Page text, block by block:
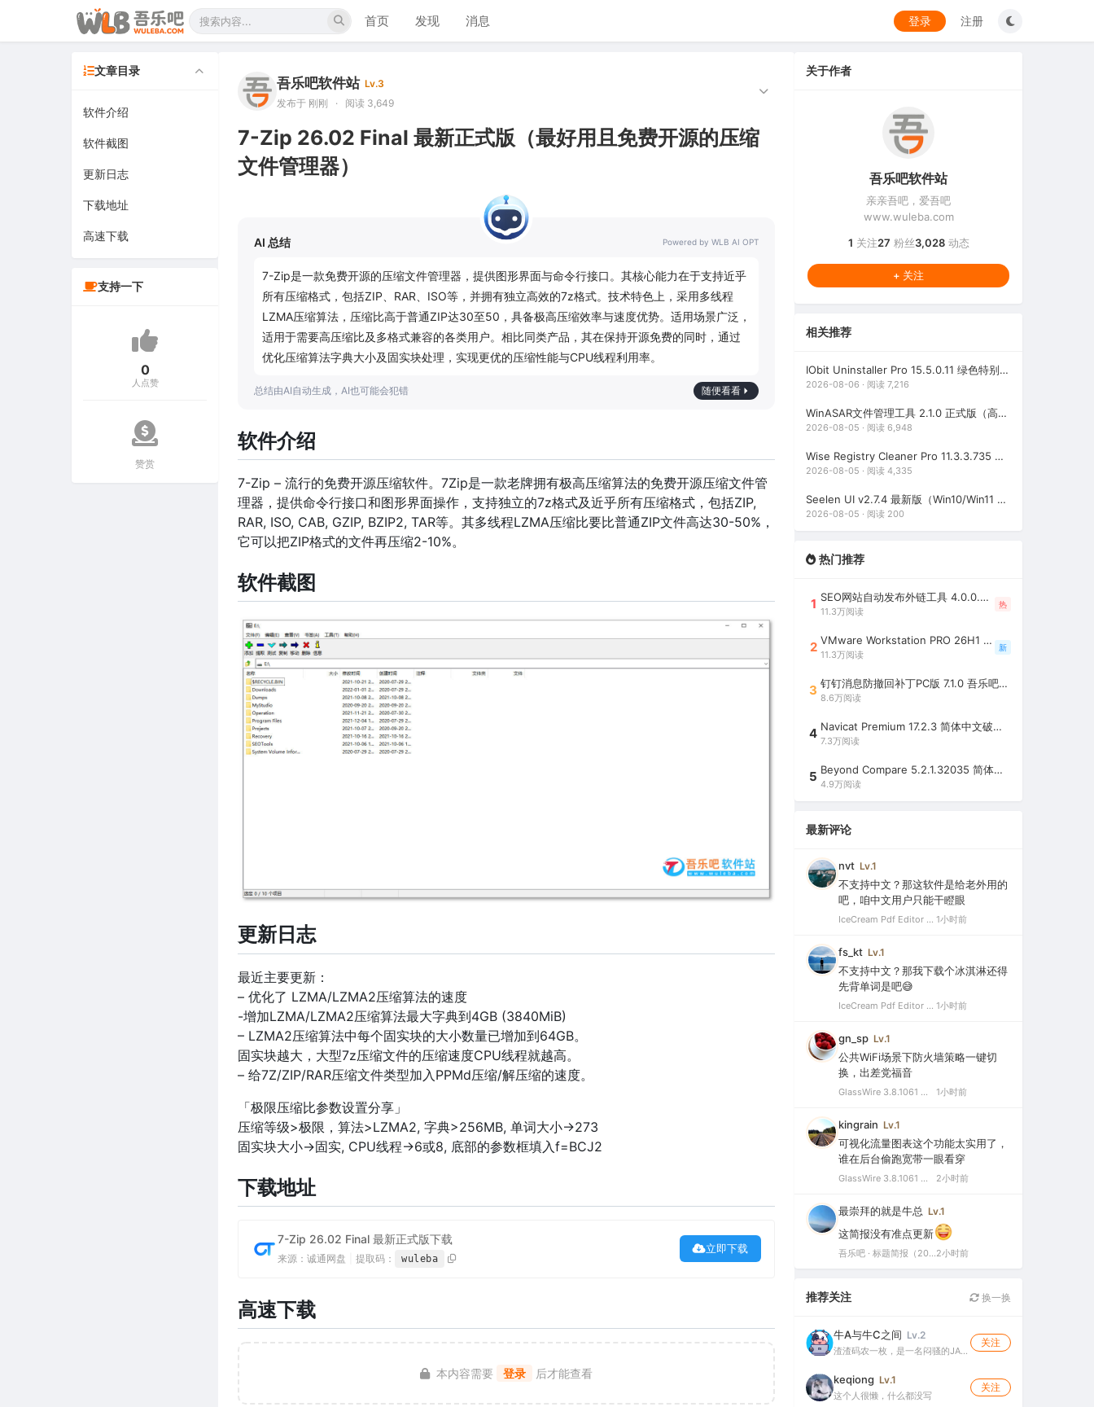
首页 发现 消息 登录 注册
文章目录
软件介绍
软件截图
更新日志
下载地址
高速下载
支持一下
0
人点赞
赞赏
吾乐吧软件站 Lv.3
发布于 刚刚
· 阅读 3,649
7-Zip 26.02 Final 最新正式版（最好用且免费开源的压缩
文件管理器）
AI 总结 Powered by WLB AI OPT
7-Zip是一款免费开源的压缩文件管理器，提供图形界面与命令行接口。其核心能力在于支持近乎
所有压缩格式，包括ZIP、RAR、ISO等，并拥有独立高效的7z格式。技术特色上，采用多线程
LZMA压缩算法，压缩比高于普通ZIP达30至50，具备极高压缩效率与速度优势。适用场景广泛，
适用于需要高压缩比及多格式兼容的各类用户。相比同类产品，其在保持开源免费的同时，通过
优化压缩算法字典大小及固实块处理，实现更优的压缩性能与CPU线程利用率。
总结由AI自动生成，AI也可能会犯错 随便看看
软件介绍
7-Zip – 流行的免费开源压缩软件。7Zip是一款老牌拥有极高压缩算法的免费开源压缩文件管
理器，提供命令行接口和图形界面操作，支持独立的7z格式及近乎所有压缩格式，包括ZIP,
RAR, ISO, CAB, GZIP, BZIP2, TAR等。其多线程LZMA压缩比要比普通ZIP文件高达30-50%，
它可以把ZIP格式的文件再压缩2-10%。
软件截图
更新日志
最近主要更新：
– 优化了 LZMA/LZMA2压缩算法的速度
-增加LZMA/LZMA2压缩算法最大字典到4GB (3840MiB)
– LZMA2压缩算法中每个固实块的大小数量已增加到64GB。
固实块越大，大型7z压缩文件的压缩速度CPU线程就越高。
– 给7Z/ZIP/RAR压缩文件类型加入PPMd压缩/解压缩的速度。
「极限压缩比参数设置分享」
压缩等级>极限，算法>LZMA2, 字典>256MB, 单词大小->273
固实块大小->固实, CPU线程->6或8, 底部的参数框填入f=BCJ2
下载地址
7-Zip 26.02 Final 最新正式版下载
来源：诚通网盘 提取码： wuleba
立即下载
高速下载
本内容需要 登录 后才能查看
关于作者
吾乐吧软件站
亲亲吾吧，爱吾吧
www.wuleba.com
1 关注27 粉丝3,028动态
+ 关注
相关推荐
IObit Uninstaller Pro 15.5.0.11 绿色特别版（强大的软件卸载工具）
2026-08-06 · 阅读 7,216
WinASAR文件管理工具 2.1.0 正式版（高仿WinRAR，最好用的Electron ASAR文件打包/解包工具、压缩/解压工具）
2026-08-05 · 阅读 6,948
Wise Registry Cleaner Pro 11.3.3.735 绿色便携版（注册表清理工具）
2026-08-05 · 阅读 4,335
Seelen UI v2.7.4 最新版（Win10/Win11 个性化桌面美化工具）
2026-08-05 · 阅读 200
热门推荐
1 SEO网站自动发布外链工具 4.0.0.0 吾乐吧优化版（智能代理狂刷外链）
11.3万阅读
热
2 VMware Workstation PRO 26H1 中文精简安装注册版 / 完整版（最好用的虚拟机软件）
11.3万阅读
新
3 钉钉消息防撤回补丁PC版 7.1.0 吾乐吧优化版（支持消息防撤回+钉钉多开+支持消息永不已读+去除钉钉水印）
8.6万阅读
4 Navicat Premium 17.2.3 简体中文破解版（多重数据库管理工具）
7.3万阅读
5 Beyond Compare 5.2.1.32035 简体中文注册版（超强文件/夹比较工具）
4.9万阅读
最新评论
nvt Lv.1
不支持中文？那这软件是给老外用的
吧，咱中文用户只能干瞪眼
IceCream Pdf Editor Pro 3.32 破解便携版（冰淇淋PDF编辑器） 1小时前
fs_kt Lv.1
不支持中文？那我下载个冰淇淋还得
先背单词是吧😅
IceCream Pdf Editor Pro 3.32 破解便携版（冰淇淋PDF编辑器） 1小时前
gn_sp Lv.1
公共WiFi场景下防火墙策略一键切
换，出差党福音
GlassWire 3.8.1061 中文特别版（可视化网络监控与个人防火墙） 1小时前
kingrain Lv.1
可视化流量图表这个功能太实用了，
谁在后台偷跑宽带一眼看穿
GlassWire 3.8.1061 中文特别版（可视化网络监控与个人防火墙） 2小时前
最崇拜的就是牛总 Lv.1
这简报没有准点更新
吾乐吧 · 标题简报（2026-08-06）2小时前
推荐关注 换一换
牛A与牛C之间 Lv.2
渣渣码农一枚，是一名闷骚的JA…
关注
keqiong Lv.1
这个人很懒，什么都没写
关注